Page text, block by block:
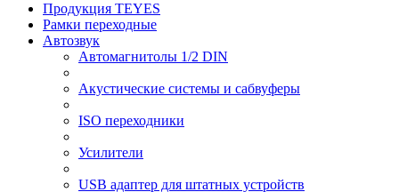
Продукция TEYES
Рамки переходные
Автозвук
Автомагнитолы 1/2 DIN
Акустические системы и сабвуферы
ISO переходники
Усилители
USB адаптер для штатных устройств